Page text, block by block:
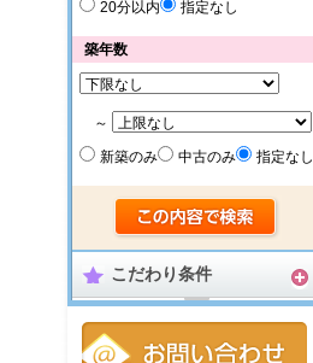
20分以内
指定なし
築年数
～
新築のみ
中古のみ 指定なし
こだわり条件